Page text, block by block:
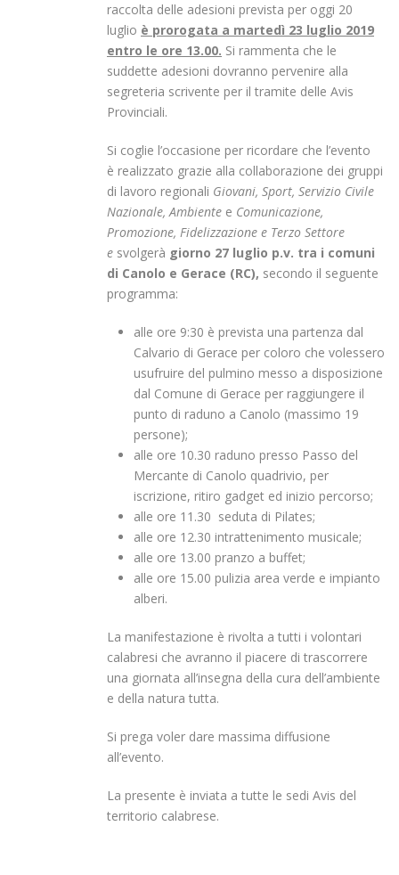
raccolta delle adesioni prevista per oggi 20
luglio è prorogata a martedì 23 luglio 2019
entro le ore 13.00. Si rammenta che le
suddette adesioni dovranno pervenire alla
segreteria scrivente per il tramite delle Avis
Provinciali.
Si coglie l’occasione per ricordare che l’evento
è realizzato grazie alla collaborazione dei gruppi
di lavoro regionali Giovani, Sport, Servizio Civile
Nazionale, Ambiente e Comunicazione,
Promozione, Fidelizzazione e Terzo Settore
e svolgerà giorno 27 luglio p.v. tra i comuni
di Canolo e Gerace (RC), secondo il seguente
programma:
alle ore 9:30 è prevista una partenza dal
Calvario di Gerace per coloro che volessero
usufruire del pulmino messo a disposizione
dal Comune di Gerace per raggiungere il
punto di raduno a Canolo (massimo 19
persone);
alle ore 10.30 raduno presso Passo del
Mercante di Canolo quadrivio, per
iscrizione, ritiro gadget ed inizio percorso;
alle ore 11.30 seduta di Pilates;
alle ore 12.30 intrattenimento musicale;
alle ore 13.00 pranzo a buffet;
alle ore 15.00 pulizia area verde e impianto
alberi.
La manifestazione è rivolta a tutti i volontari
calabresi che avranno il piacere di trascorrere
una giornata all’insegna della cura dell’ambiente
e della natura tutta.
Si prega voler dare massima diffusione
all’evento.
La presente è inviata a tutte le sedi Avis del
territorio calabrese.